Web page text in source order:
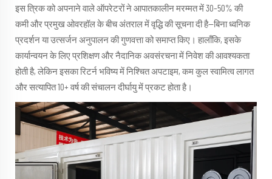
इस त्रिक को अपनाने वाले ऑपरेटरों ने आपातकालीन मरम्मत में 30–50% की
कमी और प्रमुख ओवरहॉल के बीच अंतराल में वृद्धि की सूचना दी है—बिना ध्वनिक
प्रदर्शन या उत्सर्जन अनुपालन की गुणवत्ता को समाप्त किए। हालाँकि, इसके
कार्यान्वयन के लिए प्रशिक्षण और नैदानिक अवसंरचना में निवेश की आवश्यकता
होती है, लेकिन इसका रिटर्न भविष्य में निश्चित अपटाइम, कम कुल स्वामित्व लागत
और सत्यापित 10+ वर्ष की संचालन दीर्घायु में प्रकट होता है।